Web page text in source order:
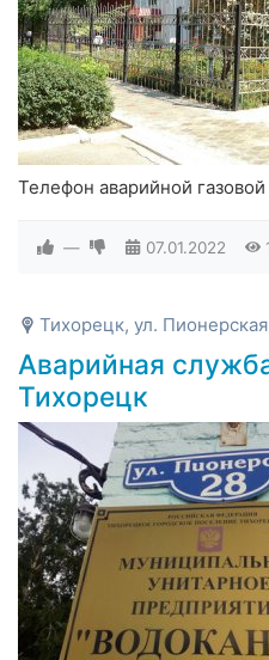
Телефон аварийной
— 07.01.2022
Тихорецк, ул.
Аварийная
Тихорецк